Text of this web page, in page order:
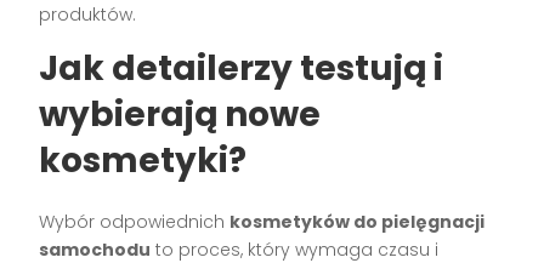
produktów.
Jak detailerzy testują i
wybierają nowe
kosmetyki?
Wybór odpowiednich kosmetyków do pielęgnacji
samochodu to proces, który wymaga czasu i